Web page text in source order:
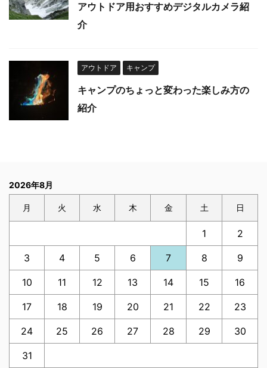
アウトドア用おすすめデジタルカメラ紹
介
アウトドア キャンプ
キャンプのちょっと変わった楽しみ方の
紹介
2026年8月
月 火 水 木 金 土 日
1 2
3 4 5 6 7 8 9
10 11 12 13 14 15 16
17 18 19 20 21 22 23
24 25 26 27 28 29 30
31